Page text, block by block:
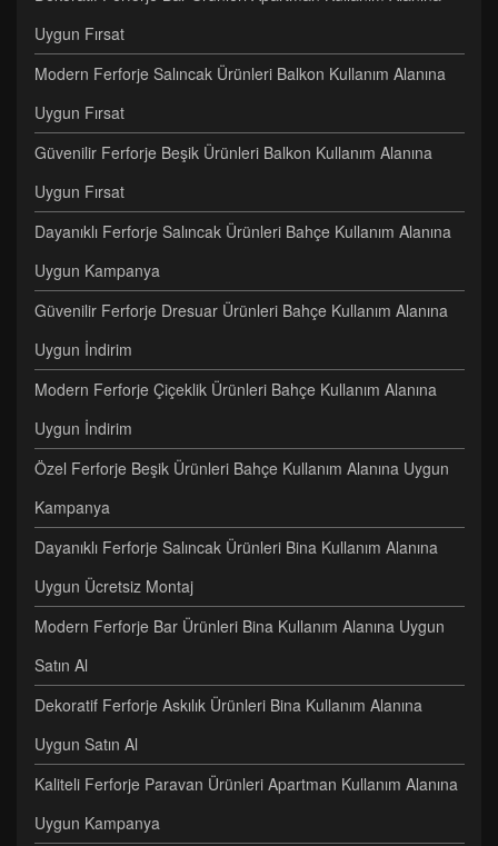
Uygun Fırsat
Modern Ferforje Salıncak Ürünleri Balkon Kullanım Alanına
Uygun Fırsat
Güvenilir Ferforje Beşik Ürünleri Balkon Kullanım Alanına
Uygun Fırsat
Dayanıklı Ferforje Salıncak Ürünleri Bahçe Kullanım Alanına
Uygun Kampanya
Güvenilir Ferforje Dresuar Ürünleri Bahçe Kullanım Alanına
Uygun İndirim
Modern Ferforje Çiçeklik Ürünleri Bahçe Kullanım Alanına
Uygun İndirim
Özel Ferforje Beşik Ürünleri Bahçe Kullanım Alanına Uygun
Kampanya
Dayanıklı Ferforje Salıncak Ürünleri Bina Kullanım Alanına
Uygun Ücretsiz Montaj
Modern Ferforje Bar Ürünleri Bina Kullanım Alanına Uygun
Satın Al
Dekoratif Ferforje Askılık Ürünleri Bina Kullanım Alanına
Uygun Satın Al
Kaliteli Ferforje Paravan Ürünleri Apartman Kullanım Alanına
Uygun Kampanya